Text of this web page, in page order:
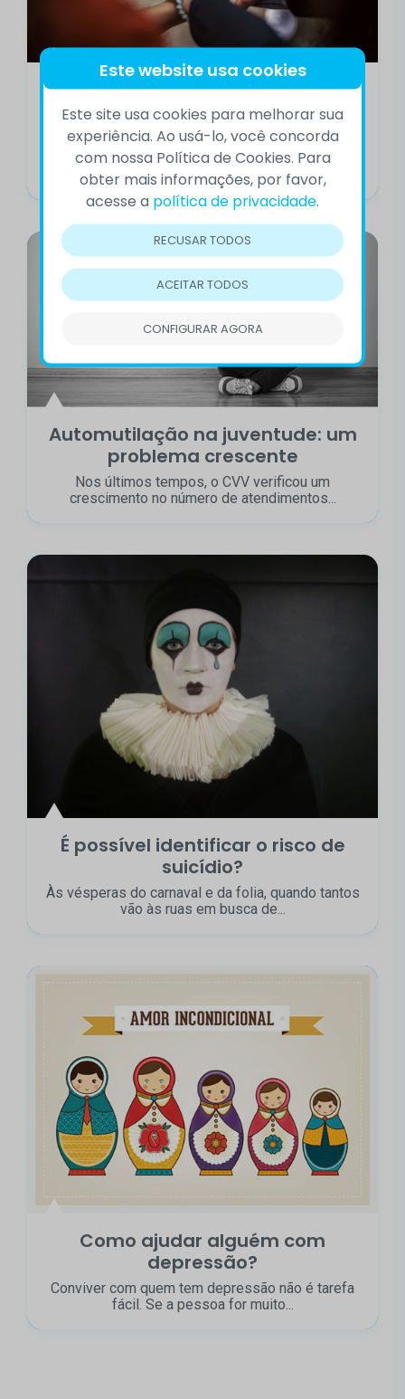
Você já conhece os grupos de
apoio aos sobreviventes do
suicídio?
Chega a notícia. Um rapaz, pouco mais de 20 anos,
se suicida. A namorada não...
Automutilação na juventude: um
problema crescente
Nos últimos tempos, o CVV verificou um
crescimento no número de atendimentos...
É possível identificar o risco de
suicídio?
Às vésperas do carnaval e da folia, quando tantos
vão às ruas em busca de...
Como ajudar alguém com
depressão?
Conviver com quem tem depressão não é tarefa
fácil. Se a pessoa for muito...
Este website usa cookies
Este site usa cookies para melhorar sua
experiência. Ao usá-lo, você concorda
com nossa Política de Cookies. Para
obter mais informações, por favor,
acesse a política de privacidade.
RECUSAR TODOS
ACEITAR TODOS
CONFIGURAR AGORA